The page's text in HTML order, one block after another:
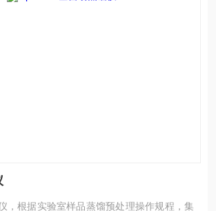
，根据实验室样品蒸馏预处理操作规程，集